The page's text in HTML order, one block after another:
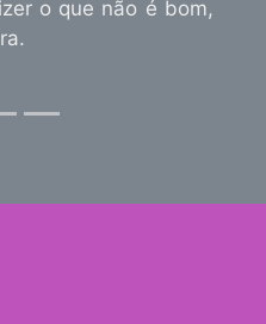
o que não é bom,